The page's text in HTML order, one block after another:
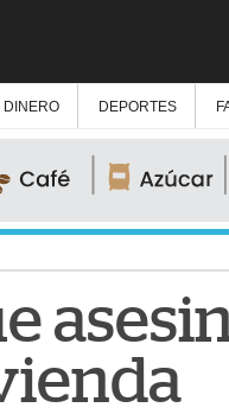
DINERO DEPORTES